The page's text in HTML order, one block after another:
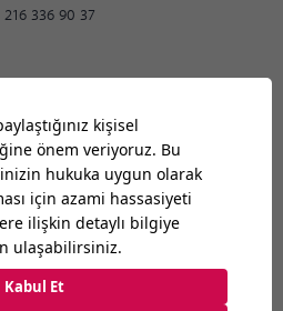
336 90 37
Ankara
AM
9:30-18:30
1606. Cad.
No: 401 Ankara 06800